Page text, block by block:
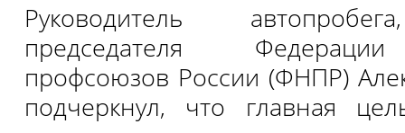
Руководитель
председателя
профсоюзов России (ФНПР)
подчеркнул, что главная